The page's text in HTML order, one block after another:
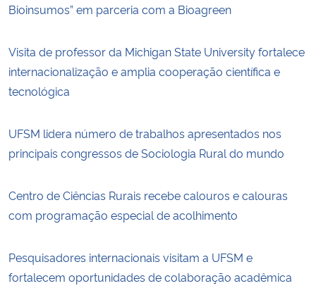
Bioinsumos” em parceria com a Bioagreen
Visita de professor da Michigan State University fortalece
internacionalização e amplia cooperação científica e
tecnológica
UFSM lidera número de trabalhos apresentados nos
principais congressos de Sociologia Rural do mundo
Centro de Ciências Rurais recebe calouros e calouras
com programação especial de acolhimento
Pesquisadores internacionais visitam a UFSM e
fortalecem oportunidades de colaboração acadêmica